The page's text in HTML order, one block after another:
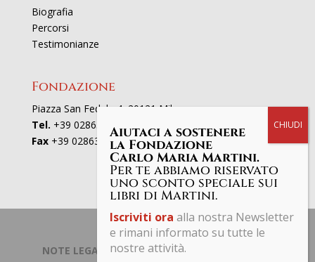
Biografia
Percorsi
Testimonianze
Fondazione
Piazza San Fedele 4, 20121 Milano
Tel. +39 02863521
Fax+39 0286352801
NOTE LEGALI | PRIVACY POLICY
Aiutaci a sostenere
la Fondazione
Carlo Maria Martini.
Per te abbiamo riservato
uno sconto speciale sui
libri di Martini.
Iscriviti ora alla nostra Newsletter
e rimani informato su tutte le
nostre attività.